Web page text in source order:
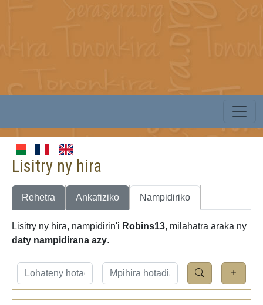
Lisitry ny hira
Rehetra Ankafiziko Nampidiriko
Lisitry ny hira, nampidirin'i Robins13, milahatra araka ny
daty nampidirana azy.